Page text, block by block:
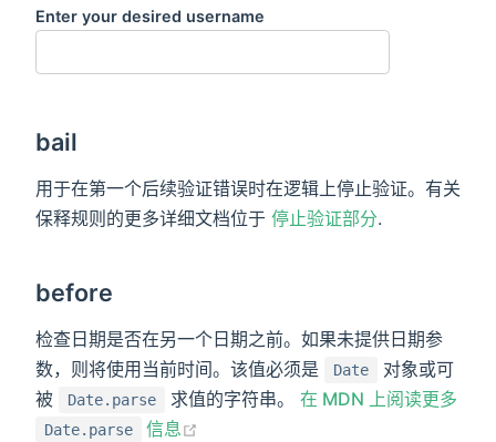
Enter your desired username
bail
用于在第一个后续验证错误时在逻辑上停止验证。有关
保释规则的更多详细文档位于 停止验证部分.
before
检查日期是否在另一个日期之前。如果未提供日期参
数，则将使用当前时间。该值必须是
Date
对象或可
被
Date.parse 求值的字符串。 在 MDN 上阅读更多
Date.parse 信息